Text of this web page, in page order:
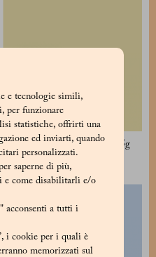
e tecnologie simili,
per funzionare
statistiche, offrirti una
ed inviarti, quando
personalizzati.
saperne di più,
e come disabilitarli e/o
acconsenti a tutti i
i cookie per i quali è
memorizzati sul
Confetti Avola Azzurro 135g
15 €